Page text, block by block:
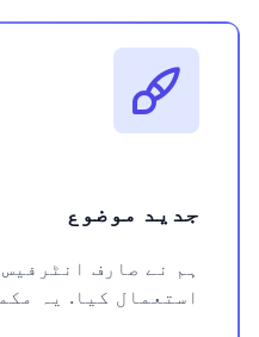
جدید موضوع
ہم نے صارف
استعمال کیا. یہ